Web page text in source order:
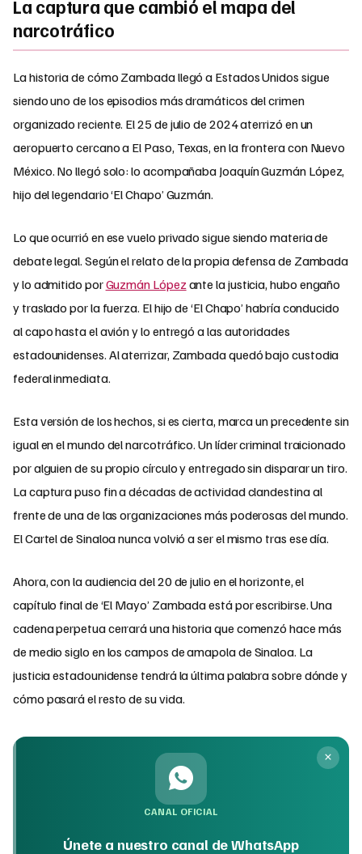
La captura que cambió el mapa del
narcotráfico
La historia de cómo Zambada llegó a Estados Unidos sigue
siendo uno de los episodios más dramáticos del crimen
organizado reciente. El 25 de julio de 2024 aterrizó en un
aeropuerto cercano a El Paso, Texas, en la frontera con Nuevo
México. No llegó solo: lo acompañaba Joaquín Guzmán López,
hijo del legendario ‘El Chapo’ Guzmán.
Lo que ocurrió en ese vuelo privado sigue siendo materia de
debate legal. Según el relato de la propia defensa de Zambada
y lo admitido porGuzmán López ante la justicia, hubo engaño
y traslado por la fuerza. El hijo de ‘El Chapo’ habría conducido
al capo hasta el avión y lo entregó a las autoridades
estadounidenses. Al aterrizar, Zambada quedó bajo custodia
federal inmediata.
Esta versión de los hechos, si es cierta, marca un precedente sin
igual en el mundo del narcotráfico. Un líder criminal traicionado
por alguien de su propio círculo y entregado sin disparar un tiro.
La captura puso fin a décadas de actividad clandestina al
frente de una de las organizaciones más poderosas del mundo.
El Cartel de Sinaloa nunca volvió a ser el mismo tras ese día.
Ahora, con la audiencia del 20 de julio en el horizonte, el
capítulo final de ‘El Mayo’ Zambada está por escribirse. Una
cadena perpetua cerrará una historia que comenzó hace más
de medio siglo en los campos de amapola de Sinaloa. La
justicia estadounidense tendrá la última palabra sobre dónde y
cómo pasará el resto de su vida.
CANAL OFICIAL
Únete a nuestro canal de WhatsApp